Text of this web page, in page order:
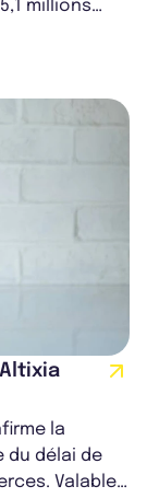
millions
la
du délai de
Valable